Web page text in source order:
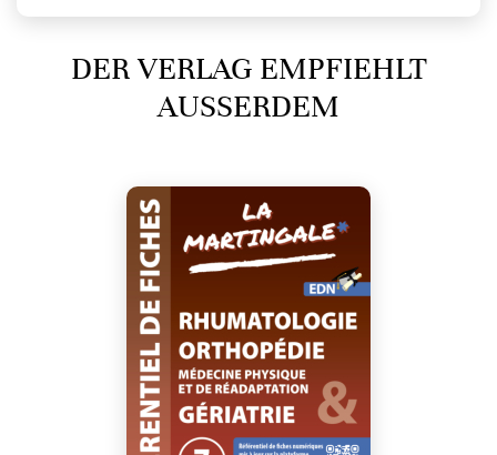
DER VERLAG EMPFIEHLT
AUSSERDEM